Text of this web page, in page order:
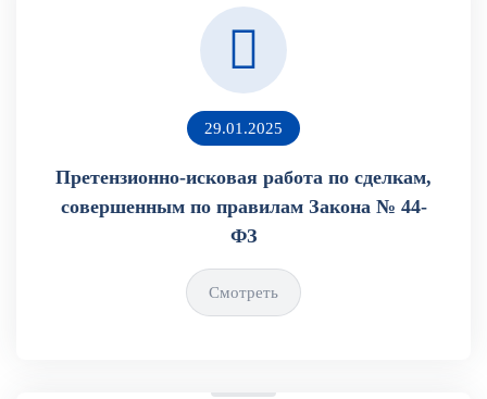
29.01.2025
Претензионно-исковая работа по сделкам,
совершенным по правилам Закона № 44-
ФЗ
Смотреть